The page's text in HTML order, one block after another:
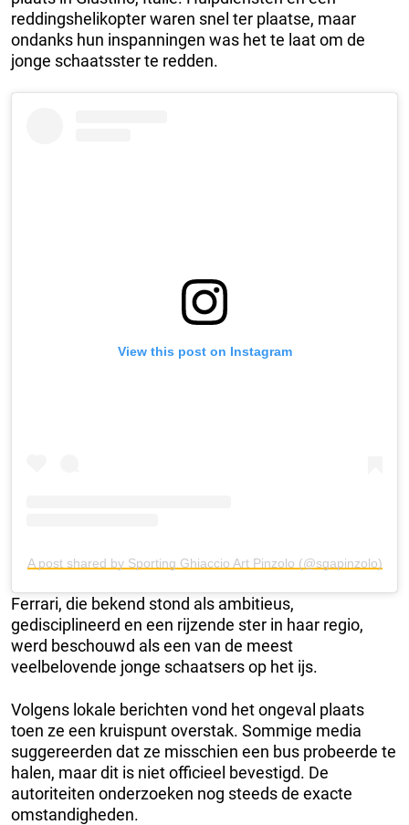
reddingshelikopter waren snel ter plaatse, maar
ondanks hun inspanningen was het te laat om de
jonge schaatsster te redden.
View this post on Instagram
A post shared by Sporting Ghiaccio Art Pinzolo (@sgapinzolo)
Ferrari, die bekend stond als ambitieus,
gedisciplineerd en een rijzende ster in haar regio,
werd beschouwd als een van de meest
veelbelovende jonge schaatsers op het ijs.
Volgens lokale berichten vond het ongeval plaats
toen ze een kruispunt overstak. Sommige media
suggereerden dat ze misschien een bus probeerde te
halen, maar dit is niet officieel bevestigd. De
autoriteiten onderzoeken nog steeds de exacte
omstandigheden.